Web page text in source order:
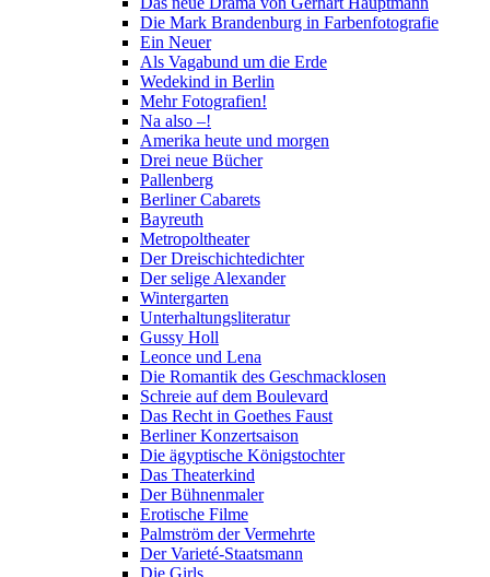
Die Mark Brandenburg in Farbenfotografie
Ein Neuer
Als Vagabund um die Erde
Wedekind in Berlin
Mehr Fotografien!
Na also –!
Amerika heute und morgen
Drei neue Bücher
Pallenberg
Berliner Cabarets
Bayreuth
Metropoltheater
Der Dreischichtedichter
Der selige Alexander
Wintergarten
Unterhaltungsliteratur
Gussy Holl
Leonce und Lena
Die Romantik des Geschmacklosen
Schreie auf dem Boulevard
Das Recht in Goethes Faust
Berliner Konzertsaison
Die ägyptische Königstochter
Das Theaterkind
Der Bühnenmaler
Erotische Filme
Palmström der Vermehrte
Der Varieté-Staatsmann
Die Girls